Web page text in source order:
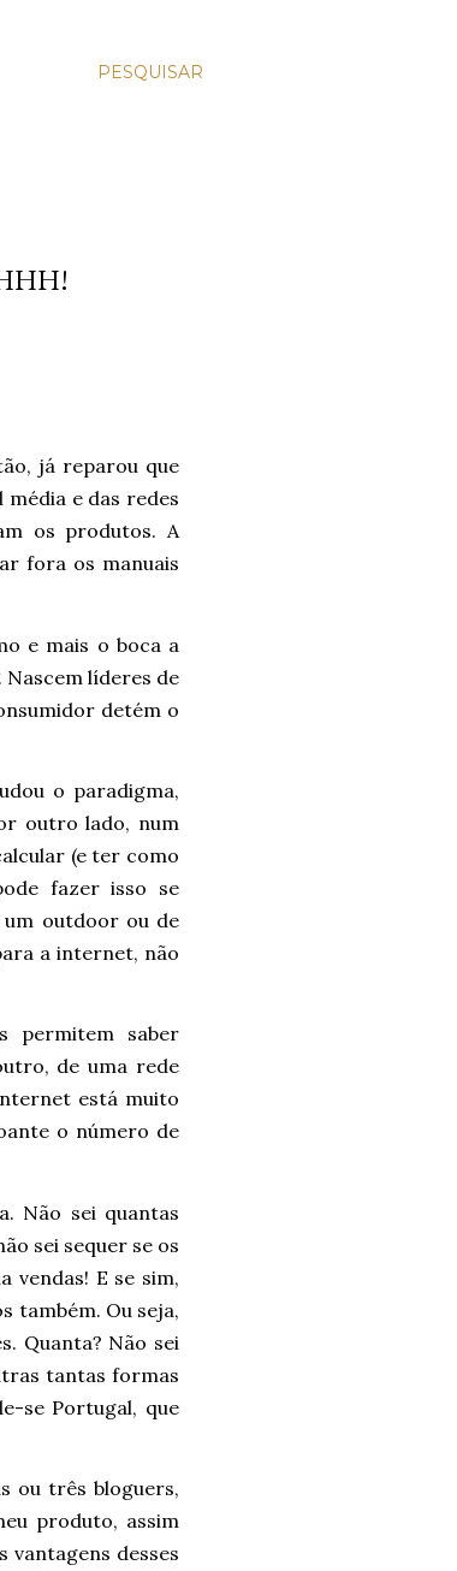
PESQUISAR
já reparou que
e das redes
os produtos. A
fora os manuais
e mais o boca a
Nascem líderes de
detém o
o paradigma,
outro lado, num
(e ter como
fazer isso se
um outdoor ou de
a internet, não
permitem saber
de uma rede
está muito
o número de
Não sei quantas
sei sequer se os
vendas! E se sim,
também. Ou seja,
Quanta? Não sei
tantas formas
se Portugal, que
ou três bloguers,
produto, assim
vantagens desses